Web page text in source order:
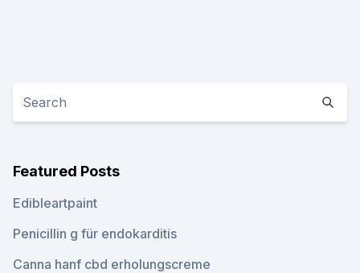
Featured Posts
Edibleartpaint
Penicillin g für endokarditis
Canna hanf cbd erholungscreme